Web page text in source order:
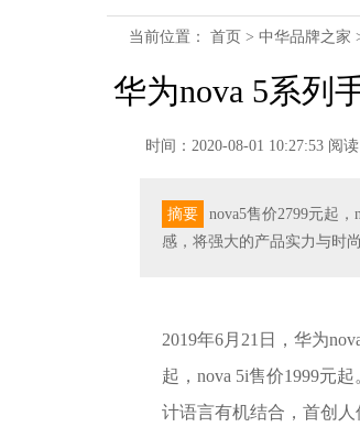
当前位置： 首页 > 中华品牌之家
华为nova 5系列
时间：2020-08-01 10:27:53 阅
摘要
nova5售价2799元起
感，将强大的产品实力与时
2019年6月21日，华为
起，nova 5i售价1999元
计语言有机结合，首创